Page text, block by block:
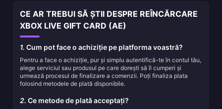
CE AR TREBUI SĂ ȘTII DESPRE REÎNCĂRCARE
XBOX LIVE GIFT CARD (AE)
1. Cum pot face o achiziție pe platforma voastră?
Pentru a face o achiziție, pur și simplu autentifică-te în contul tău,
alege serviciul sau produsul pe care dorești să îl cumperi și
urmează procesul de finalizare a comenzii. Poți finaliza plata
folosind metodele de plată disponibile.
2. Ce metode de plată acceptați?